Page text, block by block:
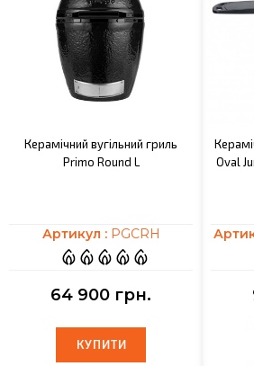
Керамічний вугільний гриль
Primo Round L
Артикул : PGCRH
64 900 грн.
КУПИТИ
КУПИТИ
Oval